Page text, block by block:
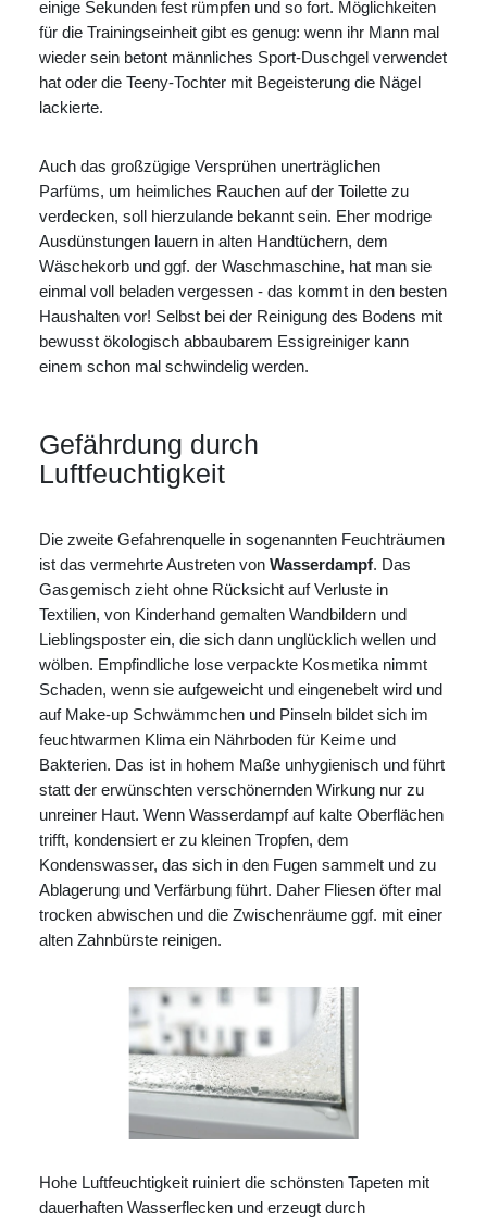
einige Sekunden fest rümpfen und so fort. Möglichkeiten
für die Trainingseinheit gibt es genug: wenn ihr Mann mal
wieder sein betont männliches Sport-Duschgel verwendet
hat oder die Teeny-Tochter mit Begeisterung die Nägel
lackierte.
Auch das großzügige Versprühen unerträglichen
Parfüms, um heimliches Rauchen auf der Toilette zu
verdecken, soll hierzulande bekannt sein. Eher modrige
Ausdünstungen lauern in alten Handtüchern, dem
Wäschekorb und ggf. der Waschmaschine, hat man sie
einmal voll beladen vergessen - das kommt in den besten
Haushalten vor! Selbst bei der Reinigung des Bodens mit
bewusst ökologisch abbaubarem Essigreiniger kann
einem schon mal schwindelig werden.
Gefährdung durch
Luftfeuchtigkeit
Die zweite Gefahrenquelle in sogenannten Feuchträumen
ist das vermehrte Austreten von Wasserdampf. Das
Gasgemisch zieht ohne Rücksicht auf Verluste in
Textilien, von Kinderhand gemalten Wandbildern und
Lieblingsposter ein, die sich dann unglücklich wellen und
wölben. Empfindliche lose verpackte Kosmetika nimmt
Schaden, wenn sie aufgeweicht und eingenebelt wird und
auf Make-up Schwämmchen und Pinseln bildet sich im
feuchtwarmen Klima ein Nährboden für Keime und
Bakterien. Das ist in hohem Maße unhygienisch und führt
statt der erwünschten verschönernden Wirkung nur zu
unreiner Haut. Wenn Wasserdampf auf kalte Oberflächen
trifft, kondensiert er zu kleinen Tropfen, dem
Kondenswasser, das sich in den Fugen sammelt und zu
Ablagerung und Verfärbung führt. Daher Fliesen öfter mal
trocken abwischen und die Zwischenräume ggf. mit einer
alten Zahnbürste reinigen.
Hohe Luftfeuchtigkeit ruiniert die schönsten Tapeten mit
dauerhaften Wasserflecken und erzeugt durch